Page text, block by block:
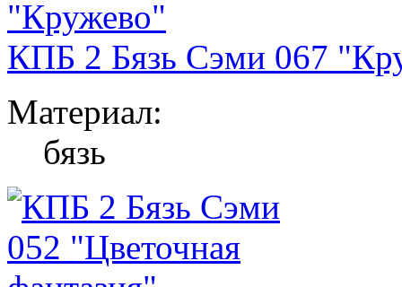
КПБ 2 Бязь Сэми 067
Материал:
бязь